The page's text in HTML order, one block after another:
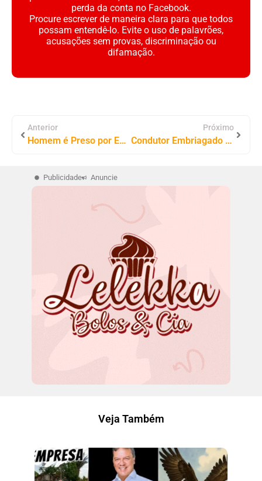
perda da conta no Facebook.
Procure escrever de maneira clara para que todos
possam entendê-lo. Evite o uso de palavrões,
acusações sem provas, discriminação ou
difamação.
Anterior
Homem é Preso por Estelionato em Palmas ao Tentar Receber Produtos com Cartão Clonado
Próximo
Condutor Embriagado é Preso Após Tentativa de Fuga na BR-010, em Campestre do Maranhão
Publicidade Anuncie
Veja Também